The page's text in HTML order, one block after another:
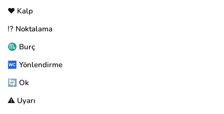
❤️ Kalp
⁉️ Noktalama
♏ Burç
🚾 Yönlendirme
🔄 Ok
⚠️ Uyarı